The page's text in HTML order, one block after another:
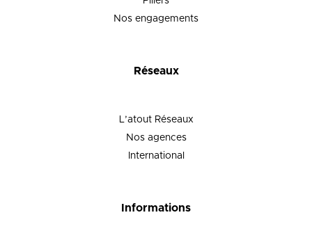
Nos engagements
Réseaux
L’atout Réseaux
Nos agences
International
Informations